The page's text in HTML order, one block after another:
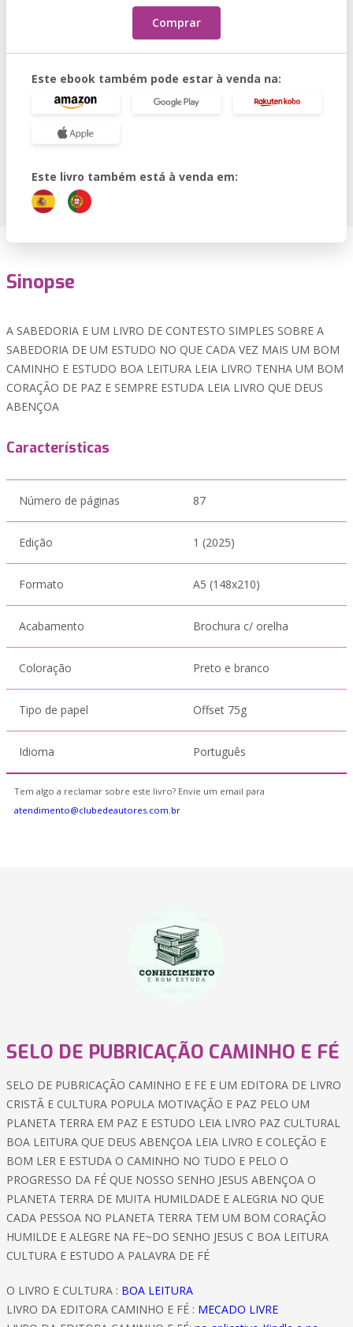
Comprar
Este ebook também pode estar à venda na:
Este livro também está à venda em:
Sinopse
A SABEDORIA E UM LIVRO DE CONTESTO SIMPLES SOBRE A
SABEDORIA DE UM ESTUDO NO QUE CADA VEZ MAIS UM BOM
CAMINHO E ESTUDO BOA LEITURA LEIA LIVRO TENHA UM BOM
CORAÇÃO DE PAZ E SEMPRE ESTUDA LEIA LIVRO QUE DEUS
ABENÇOA
Características
Número de páginas 87
Edição 1 (2025)
Formato A5 (148x210)
Acabamento Brochura c/ orelha
Coloração Preto e branco
Tipo de papel Offset 75g
Idioma Português
Tem algo a reclamar sobre este livro? Envie um email para
atendimento@clubedeautores.com.br
SELO DE PUBRICAÇÃO CAMINHO E FÉ
SELO DE PUBRICAÇÃO CAMINHO E FE E UM EDITORA DE LIVRO
CRISTÃ E CULTURA POPULA MOTIVAÇÃO E PAZ PELO UM
PLANETA TERRA EM PAZ E ESTUDO LEIA LIVRO PAZ CULTURAL
BOA LEITURA QUE DEUS ABENÇOA LEIA LIVRO E COLEÇÃO E
BOM LER E ESTUDA O CAMINHO NO TUDO E PELO O
PROGRESSO DA FÉ QUE NOSSO SENHO JESUS ABENÇOA O
PLANETA TERRA DE MUITA HUMILDADE E ALEGRIA NO QUE
CADA PESSOA NO PLANETA TERRA TEM UM BOM CORAÇÃO
HUMILDE E ALEGRE NA FE~DO SENHO JESUS C BOA LEITURA
CULTURA E ESTUDO A PALAVRA DE FÉ
O LIVRO E CULTURA : BOA LEITURA
LIVRO DA EDITORA CAMINHO E FÉ : MECADO LIVRE